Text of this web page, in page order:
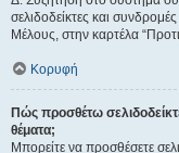
σελιδοδείκτες και
Μέλους, στην καρτέλα
Κορυφή
Πώς προσθέτω
θέματα;
Μπορείτε να προσθέσετε